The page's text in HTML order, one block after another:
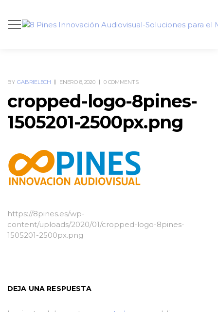
BY GABRIELECH ENERO 8, 2020 0 COMMENTS
cropped-logo-8pines-
1505201-2500px.png
https://8pines.es/wp-
content/uploads/2020/01/cropped-logo-8pines-
1505201-2500px.png
DEJA UNA RESPUESTA